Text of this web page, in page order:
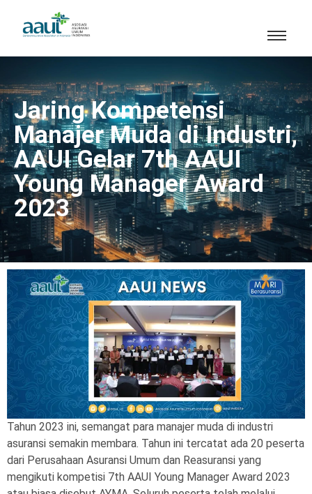
Jaring Kompetensi
Manajer Muda di Industri,
AAUI Gelar 7th AAUI
Young Manager Award
2023
Tahun 2023 ini, semangat para manajer muda di industri
asuransi semakin membara. Tahun ini tercatat ada 20 peserta
dari Perusahaan Asuransi Umum dan Reasuransi yang
mengikuti kompetisi 7th AAUI Young Manager Award 2023